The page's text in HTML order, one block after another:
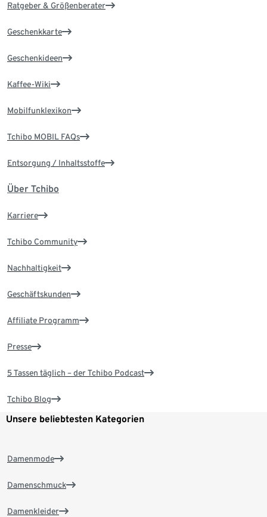
Ratgeber & Größenberater
Geschenkkarte
Geschenkideen
Kaffee-Wiki
Mobilfunklexikon
Tchibo MOBIL FAQs
Entsorgung / Inhaltsstoffe
Über Tchibo
Karriere
Tchibo Community
Nachhaltigkeit
Geschäftskunden
Affiliate Programm
Presse
5 Tassen täglich – der Tchibo Podcast
Tchibo Blog
Unsere beliebtesten Kategorien
Damenmode
Damenschmuck
Damenkleider